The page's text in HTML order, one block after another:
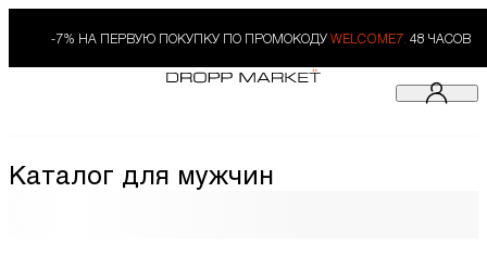
-7% НА ПЕРВУЮ ПОКУПКУ ПО ПРОМОКОДУ WELCOME7. 48 ЧАСОВ
Каталог для мужчин